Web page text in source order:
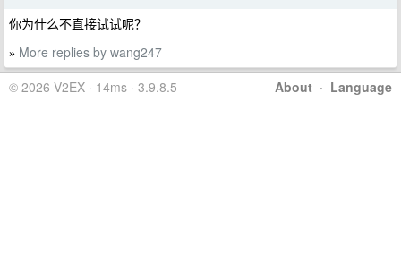
你为什么不直接试试呢？
» More replies by wang247
About · Language
© 2026 V2EX · 14ms · 3.9.8.5